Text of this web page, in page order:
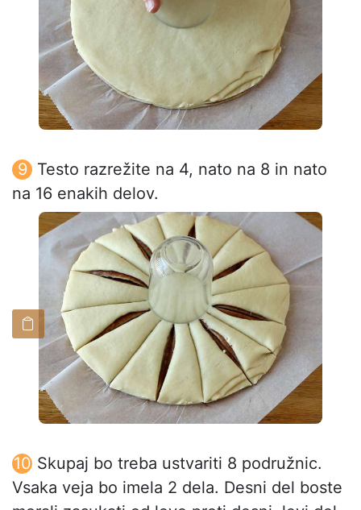
Testo razrežite na 4, nato na 8 in nato
na 16 enakih delov.
Skupaj bo treba ustvariti 8 podružnic.
Vsaka veja bo imela 2 dela. Desni del boste